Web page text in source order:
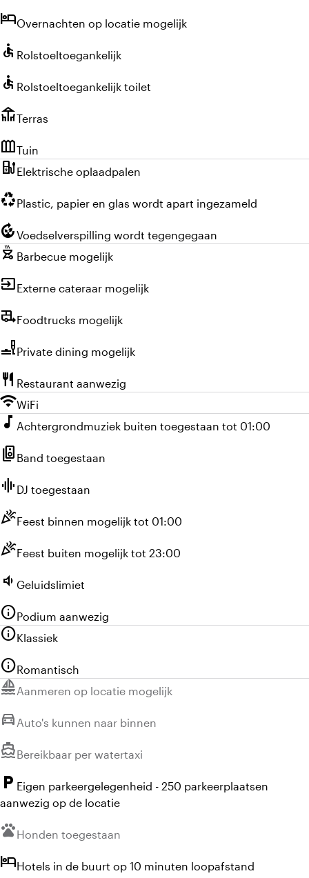
hotelOvernachten op locatie mogelijk
accessible Rolstoeltoegankelijk
accessible Rolstoeltoegankelijk toilet
deckTerras
outdoor_gardenTuin
ev_chargerElektrische oplaadpalen
recyclingPlastic, papier en glas wordt apart ingezameld
compostVoedselverspilling wordt tegengegaan
outdoor_grill Barbecue mogelijk
inputExterne cateraar mogelijk
rv_hookupFoodtrucks mogelijk
brunch_diningPrivate dining mogelijk
restaurant Restaurant aanwezig
wifiWiFi
music_note Achtergrondmuziek buiten toegestaan tot 01:00
speaker_group Band toegestaan
graphic_eq DJ toegestaan
celebrationFeest binnen mogelijk tot 01:00
celebrationFeest buiten mogelijk tot 23:00
volume_down Geluidslimiet
infoPodium aanwezig
infoKlassiek
infoRomantisch
sailing Niet beschikbaar:
Aanmeren op locatie mogelijk
directions_car Niet beschikbaar:
Auto's kunnen naar binnen
directions_boatNiet beschikbaar:
Bereikbaar per watertaxi
local_parking Eigen parkeergelegenheid - 250 parkeerplaatsen
aanwezig op de locatie
petsNiet beschikbaar:
Honden toegestaan
hotelHotels in de buurt op 10 minuten loopafstand